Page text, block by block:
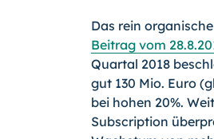
Das rein
Beitrag vom
Quartal 2018
gut 130 Mio. Euro
bei hohen 20%.
Subscription